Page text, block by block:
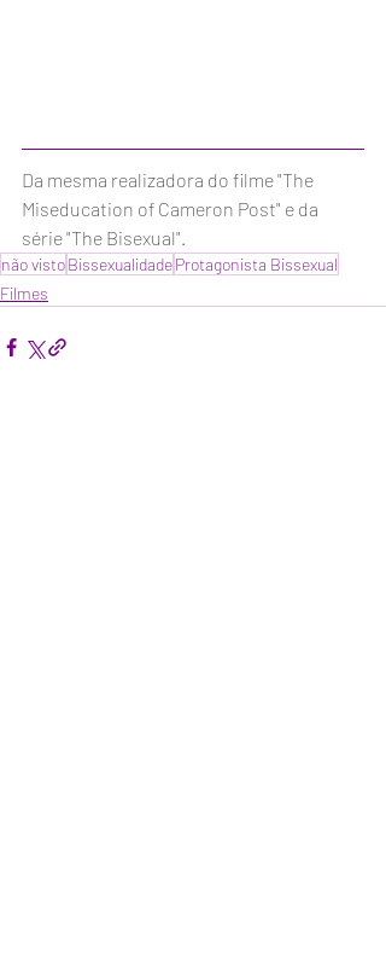
Da mesma realizadora do filme "The
Miseducation of Cameron Post" e da
série "The Bisexual".
não vistoBissexualidadeProtagonista Bissexual
Filmes